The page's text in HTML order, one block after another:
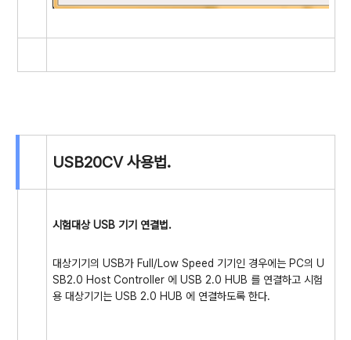
USB20CV 사용법.
시험대상 USB 기기 연결법.
대상기기의 USB가 Full/Low Speed 기기인 경우에는 PC의 U
SB2.0 Host Controller 에 USB 2.0 HUB 를 연결하고 시험
용 대상기기는 USB 2.0 HUB 에 연결하도록 한다.